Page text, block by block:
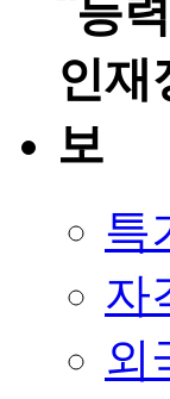
특
자
외